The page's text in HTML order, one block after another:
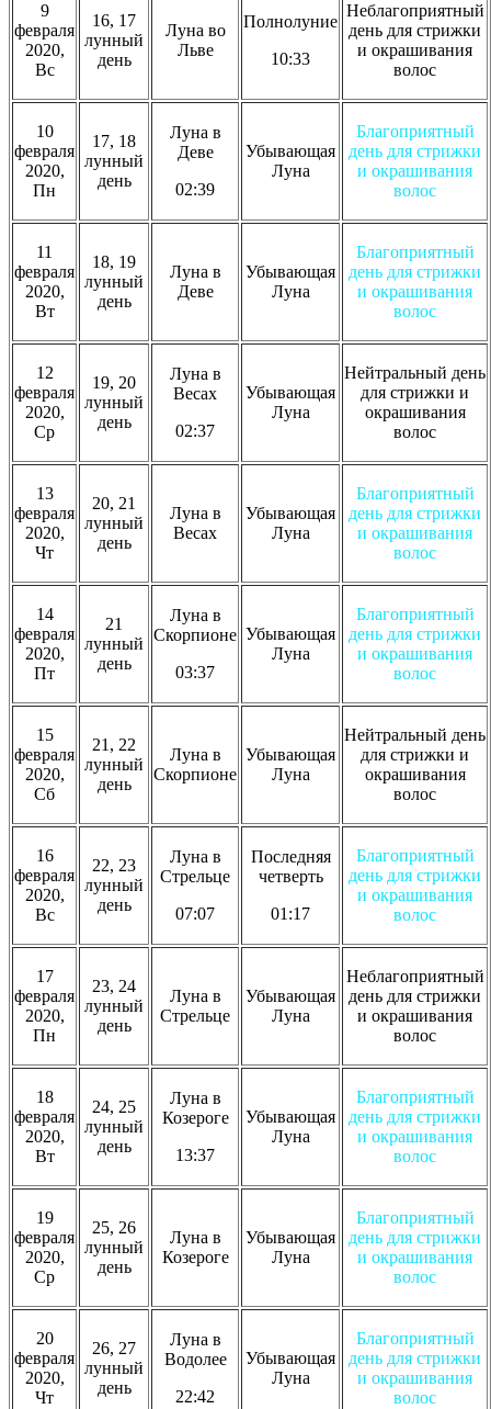
9
февраля
2020,
Вс
16, 17
лунный
день
Луна во
Льве
Полнолуние
10:33
Неблагоприятный
день для стрижки
и окрашивания
волос
10
февраля
2020,
Пн
17, 18
лунный
день
Луна в
Деве
02:39
Убывающая
Луна
Благоприятный
день для стрижки
и окрашивания
волос
11
февраля
2020,
Вт
18, 19
лунный
день
Луна в
Деве
Убывающая
Луна
Благоприятный
день для стрижки
и окрашивания
волос
12
февраля
2020,
Ср
19, 20
лунный
день
Луна в
Весах
02:37
Убывающая
Луна
Нейтральный день
для стрижки и
окрашивания
волос
13
февраля
2020,
Чт
20, 21
лунный
день
Луна в
Весах
Убывающая
Луна
Благоприятный
день для стрижки
и окрашивания
волос
14
февраля
2020,
Пт
21
лунный
день
Луна в
Скорпионе
03:37
Убывающая
Луна
Благоприятный
день для стрижки
и окрашивания
волос
15
февраля
2020,
Сб
21, 22
лунный
день
Луна в
Скорпионе
Убывающая
Луна
Нейтральный день
для стрижки и
окрашивания
волос
16
февраля
2020,
Вс
22, 23
лунный
день
Луна в
Стрельце
07:07
Последняя
четверть
01:17
Благоприятный
день для стрижки
и окрашивания
волос
17
февраля
2020,
Пн
23, 24
лунный
день
Луна в
Стрельце
Убывающая
Луна
Неблагоприятный
день для стрижки
и окрашивания
волос
18
февраля
2020,
Вт
24, 25
лунный
день
Луна в
Козероге
13:37
Убывающая
Луна
Благоприятный
день для стрижки
и окрашивания
волос
19
февраля
2020,
Ср
25, 26
лунный
день
Луна в
Козероге
Убывающая
Луна
Благоприятный
день для стрижки
и окрашивания
волос
20
февраля
2020,
Чт
26, 27
лунный
день
Луна в
Водолее
22:42
Убывающая
Луна
Благоприятный
день для стрижки
и окрашивания
волос